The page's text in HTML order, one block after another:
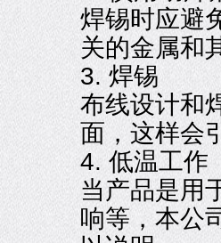
焊锡时应避
关的金属和
3. 焊锡
布线设计和
面，这样会
4. 低温工作
当产品是用
响等，本公